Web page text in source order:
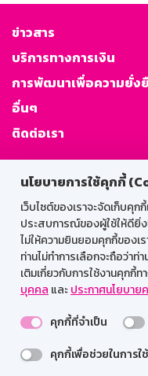
นโยบายการใช้คุกกี้
เว็บไซต์ของเราจะจัดเก็บคุ
ประสบการณ์ของผู้ใช้ให้ดียิ่
ไม่ให้ความยินยอมคุกกี้ของเ
ท่านไม่ทำการเลือกจะถือว่า
เติมเกี่ยวกับการใช้งานคุกกี้ท
บุคคล และประกาศนโยบาย
คุกกี้ที่จำเป็น
คุกกี้เพื่อช่วยในการใ
ข่าวสาร
บริการทางการเงิน
การพัฒนาเพื่อความยั่ง
อื่นๆ
ติดต่อเรา
สำ
Web HR
เข้